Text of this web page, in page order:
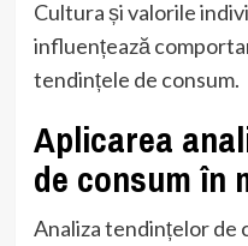
Cultura și valorile
influențează
tendințele de consum.
Aplicarea
de consum în
Analiza tendințelor de